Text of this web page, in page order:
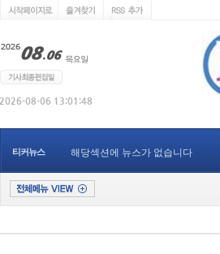
티커뉴스 해당섹션에 뉴스가 없습니다